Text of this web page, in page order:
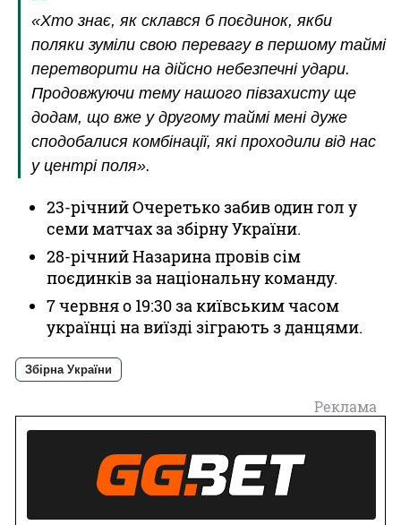
«Хто знає, як склався б поєдинок, якби
поляки зуміли свою перевагу в першому таймі
перетворити на дійсно небезпечні удари.
Продовжуючи тему нашого півзахисту ще
додам, що вже у другому таймі мені дуже
сподобалися комбінації, які проходили від нас
у центрі поля».
23-річний Очеретько забив один гол у
семи матчах за збірну України.
28-річний Назарина провів сім
поєдинків за національну команду.
7 червня о 19:30 за київським часом
українці на виїзді зіграють з данцями.
Збірна України
Реклама